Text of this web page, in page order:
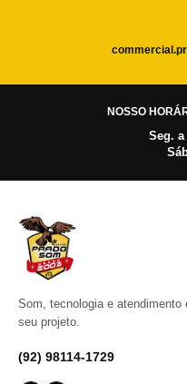
NOSSO
Seg. a
Som, tecnologia e atendimento
seu projeto.
(92) 98114-1729